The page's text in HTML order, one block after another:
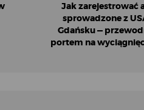
Jak zarejestrować
sprowadzone z
Gdańsku —
portem na